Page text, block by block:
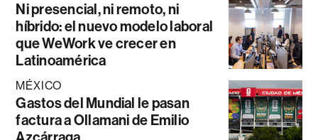
Ni presencial, ni remoto, ni
híbrido: el nuevo modelo laboral
que WeWork ve crecer en
Latinoamérica
MÉXICO
Gastos del Mundial le pasan
factura a Ollamani de Emilio